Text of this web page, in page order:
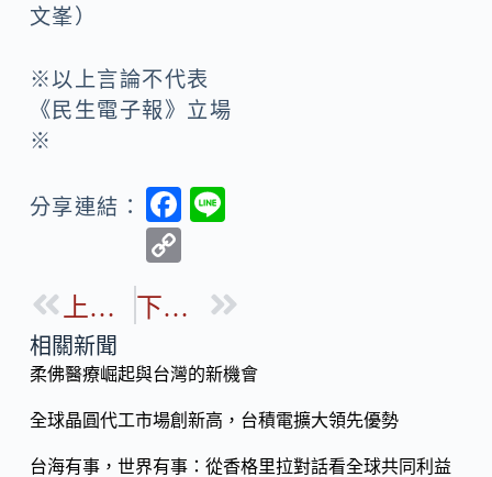
文峯）
※以上言論不代表
《民生電子報》立場
※
分享連結：
F
b
o
k
p
Li
n
k
上一篇 下一篇
相關新聞
柔佛醫療崛起與台灣的新機會
全球晶圓代工市場創新高，台積電擴大領先優勢
台海有事，世界有事：從香格里拉對話看全球共同利益